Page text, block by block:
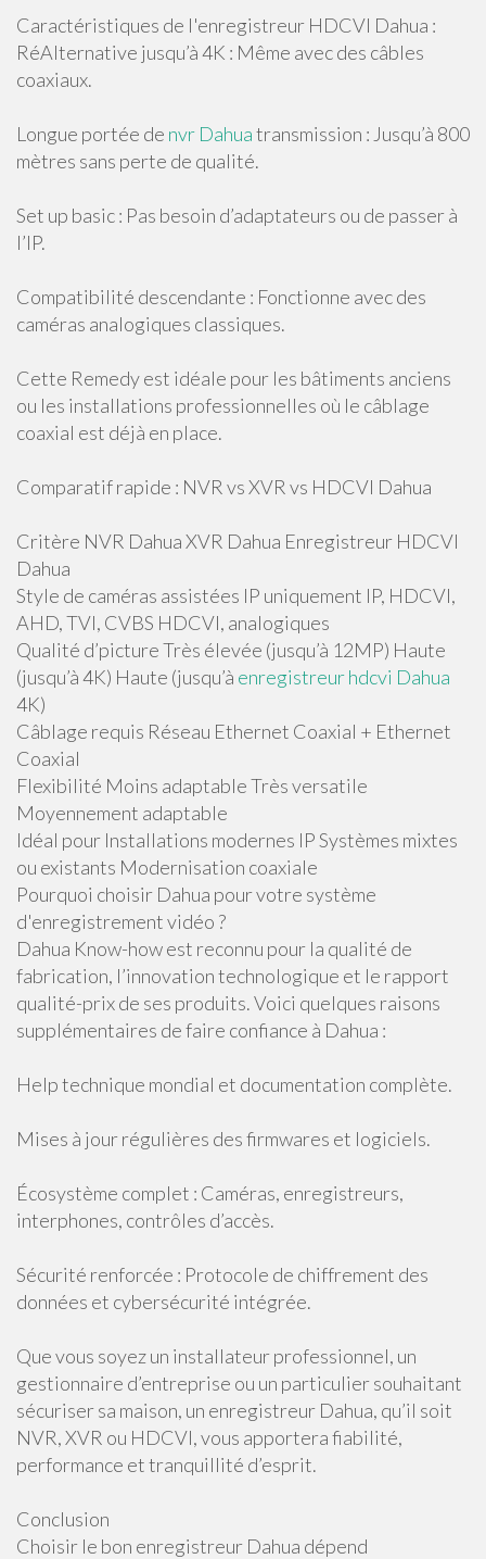
Caractéristiques de l'enregistreur HDCVI Dahua :
RéAlternative jusqu’à 4K : Même avec des câbles
coaxiaux.
Longue portée de nvr Dahuatransmission : Jusqu’à 800
mètres sans perte de qualité.
Set up basic : Pas besoin d’adaptateurs ou de passer à
l’IP.
Compatibilité descendante : Fonctionne avec des
caméras analogiques classiques.
Cette Remedy est idéale pour les bâtiments anciens
ou les installations professionnelles où le câblage
coaxial est déjà en place.
Comparatif rapide : NVR vs XVR vs HDCVI Dahua
Critère NVR Dahua XVR Dahua Enregistreur HDCVI
Dahua
Style de caméras assistées IP uniquement IP, HDCVI,
AHD, TVI, CVBS HDCVI, analogiques
Qualité d’picture Très élevée (jusqu’à 12MP) Haute
(jusqu’à 4K) Haute (jusqu’à enregistreur hdcvi Dahua
4K)
Câblage requis Réseau Ethernet Coaxial + Ethernet
Coaxial
Flexibilité Moins adaptable Très versatile
Moyennement adaptable
Idéal pour Installations modernes IP Systèmes mixtes
ou existants Modernisation coaxiale
Pourquoi choisir Dahua pour votre système
d'enregistrement vidéo ?
Dahua Know-how est reconnu pour la qualité de
fabrication, l’innovation technologique et le rapport
qualité-prix de ses produits. Voici quelques raisons
supplémentaires de faire confiance à Dahua :
Help technique mondial et documentation complète.
Mises à jour régulières des firmwares et logiciels.
Écosystème complet : Caméras, enregistreurs,
interphones, contrôles d’accès.
Sécurité renforcée : Protocole de chiffrement des
données et cybersécurité intégrée.
Que vous soyez un installateur professionnel, un
gestionnaire d’entreprise ou un particulier souhaitant
sécuriser sa maison, un enregistreur Dahua, qu’il soit
NVR, XVR ou HDCVI, vous apportera fiabilité,
performance et tranquillité d’esprit.
Conclusion
Choisir le bon enregistreur Dahua dépend